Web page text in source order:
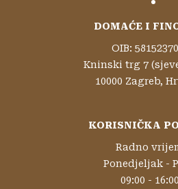
DOMAĆE I
OIB:
Kninski trg 7
10000 Zagreb,
KORISNIČKA
Radno
Ponedjeljak -
09:00 -